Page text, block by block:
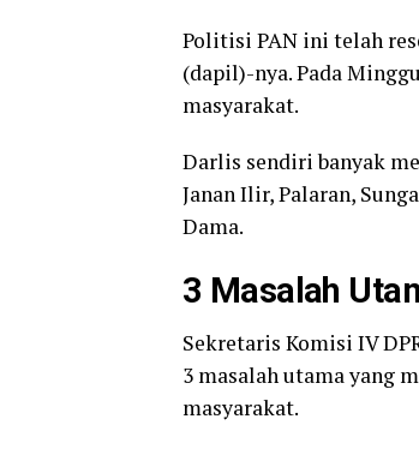
Politisi PAN ini telah
(dapil)-nya. Pada
masyarakat.
Darlis sendiri banyak
Janan Ilir, Palaran,
Dama.
3 Masalah
Sekretaris Komisi IV
3 masalah utama yang
masyarakat.